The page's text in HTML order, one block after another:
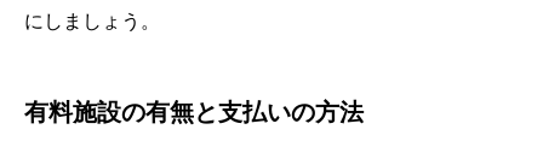
にしましょう。
有料施設の有無と支払いの方法